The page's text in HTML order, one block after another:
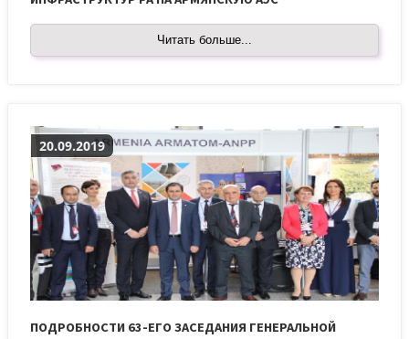
Читать больше...
20.09.2019
ПОДРОБНОСТИ 63-ЕГО ЗАСЕДАНИЯ ГЕНЕРАЛЬНОЙ